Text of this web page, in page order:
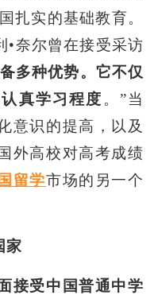
扎实的基础教育。
•奈尔曾在接受采访
多种优势。它不仅
真学习程度 。”当
意识的提高，以及
外高校对高考成绩
留学市场的另一个
家
接受中国普通中学